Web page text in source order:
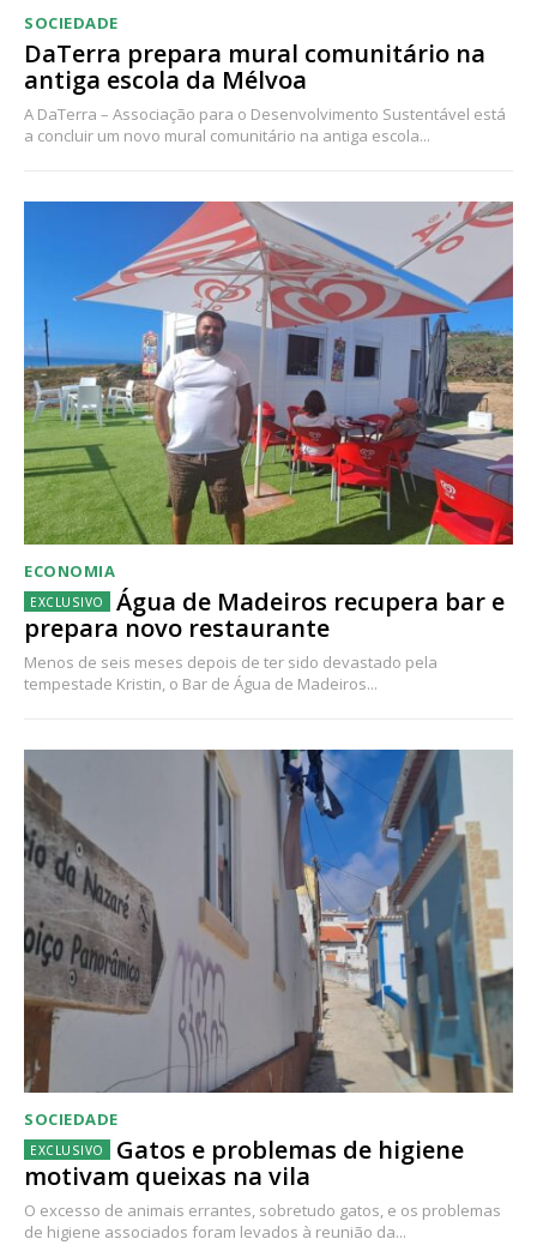
SOCIEDADE
DaTerra prepara mural comunitário na
antiga escola da Mélvoa
A DaTerra – Associação para o Desenvolvimento Sustentável está
a concluir um novo mural comunitário na antiga escola...
ECONOMIA
Água de Madeiros recupera bar e
prepara novo restaurante
Menos de seis meses depois de ter sido devastado pela
tempestade Kristin, o Bar de Água de Madeiros...
SOCIEDADE
Gatos e problemas de higiene
motivam queixas na vila
O excesso de animais errantes, sobretudo gatos, e os problemas
de higiene associados foram levados à reunião da...